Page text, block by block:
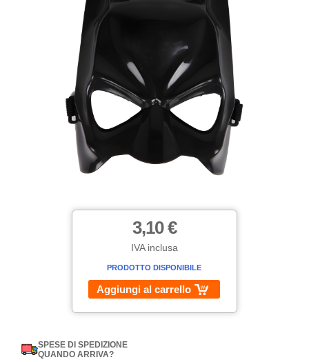
3,10 €
IVA inclusa
PRODOTTO DISPONIBILE
Aggiungi al carrello
SPESE DI SPEDIZIONE
QUANDO ARRIVA?